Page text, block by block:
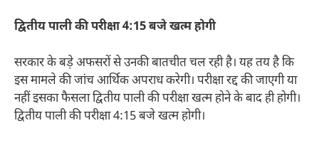
द्वितीय पाली की परीक्षा 4:15 बजे खत्म होगी
सरकार के बड़े अफसरों से उनकी बातचीत चल रही है। यह तय है कि
इस मामले की जांच आर्थिक अपराध करेगी। परीक्षा रद्द की जाएगी या
नहीं इसका फैसला द्वितीय पाली की परीक्षा खत्म होने के बाद ही होगी।
द्वितीय पाली की परीक्षा 4:15 बजे खत्म होगी।